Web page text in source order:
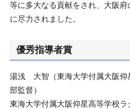
等に多大なる貢献をされ、大阪
に尽力されました。
優秀指導者賞
湯浅 大智（東海大学付属大阪
部監督）
東海大学付属大阪仰星高等学校